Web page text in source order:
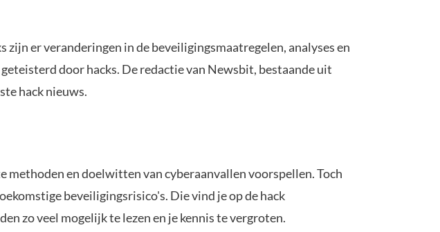
er veranderingen in de beveiligingsmaatregelen, analyses en
geteisterd door hacks. De redactie van Newsbit, bestaande uit
hack nieuws.
methoden en doelwitten van cyberaanvallen voorspellen. Toch
beveiligingsrisico's. Die vind je op de hack
zo veel mogelijk te lezen en je kennis te vergroten.